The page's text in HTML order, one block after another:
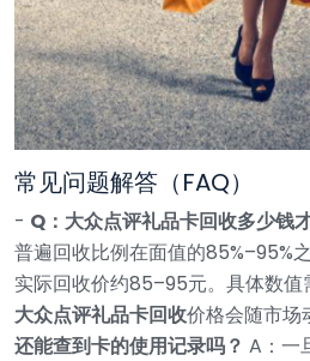
常见问题解答（FAQ）
- Q：大众点评礼品卡回收多少钱
普遍回收比例在面值的85%–95%
实际回收价约85–95元。具体数值
大众点评礼品卡回收价格会随市场
还能查到卡的使用记录吗？ A：一